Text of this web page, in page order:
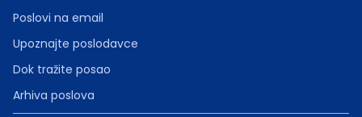
Poslovi na email
Upoznajte poslodavce
Dok tražite posao
Arhiva poslova